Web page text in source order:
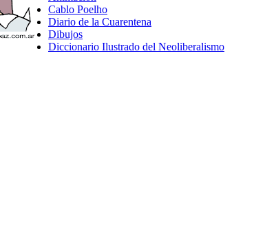
Cablo Poelho
Diario de la Cuarentena
Dibujos
Diccionario Ilustrado del Neoliberalismo